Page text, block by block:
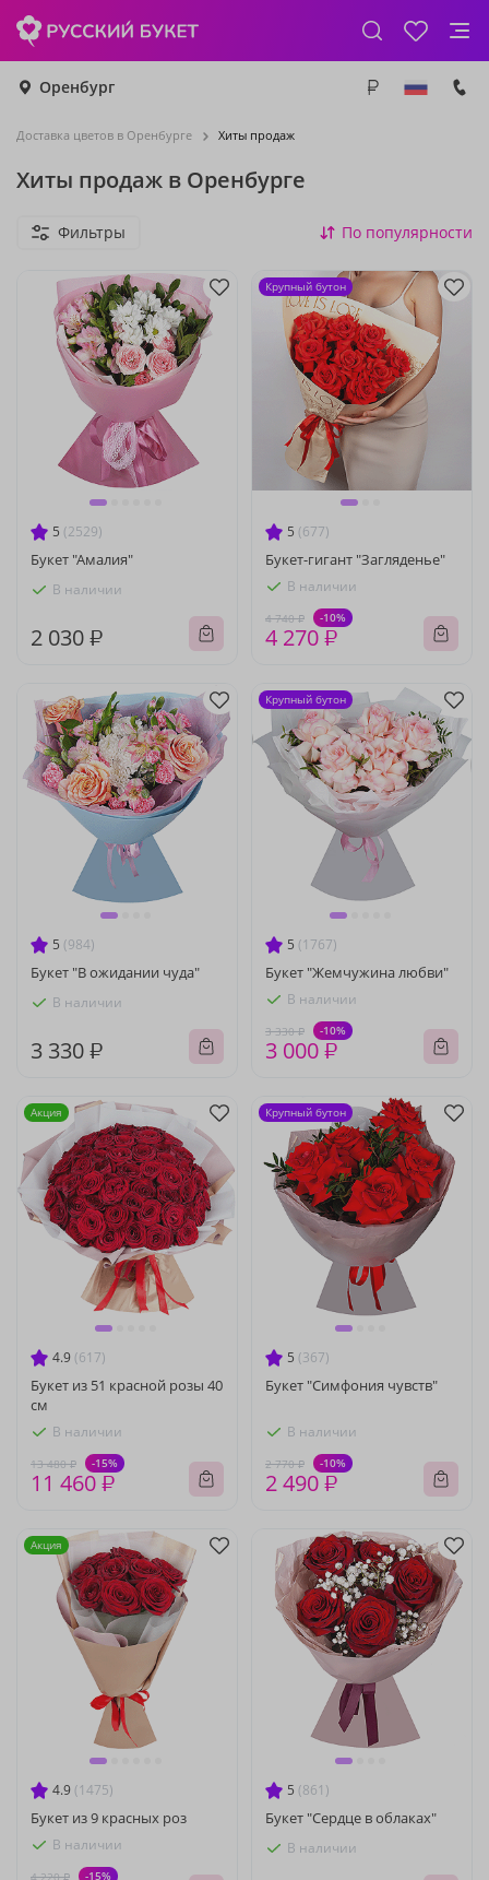
Оренбург
Доставка цветов в Оренбурге Хиты продаж
Хиты продаж в Оренбурге
Фильтры По популярности
5 (2529)
Букет "Амалия"
В наличии
2 030 ₽
5 (677)
Букет-гигант "Загляденье"
В наличии
4 740 ₽ -10%
4 270 ₽
Крупный бутон
5 (984)
Букет "В ожидании чуда"
В наличии
3 330 ₽
5 (1767)
Букет "Жемчужина любви"
В наличии
3 330 ₽ -10%
3 000 ₽
Крупный бутон
4.9 (617)
Букет из 51 красной розы 40
см
В наличии
13 480 ₽ -15%
11 460 ₽
Акция
5 (367)
Букет "Симфония чувств"
В наличии
2 770 ₽ -10%
2 490 ₽
Крупный бутон
4.9 (1475)
Букет из 9 красных роз
В наличии
4 220 ₽ -15%
Акция
5 (861)
Букет "Сердце в облаках"
В наличии